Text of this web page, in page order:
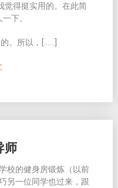
觉得挺实用的。在此简
下。
。所以，[……]
师
校的健身房锻炼（以前
另一位同学也过来，跟